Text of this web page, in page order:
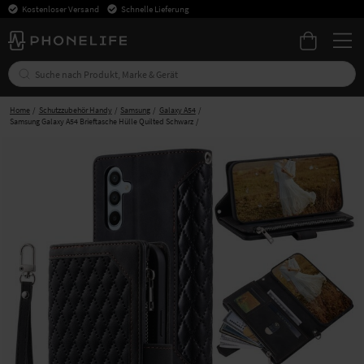
Kostenloser Versand Schnelle Lieferung
Home Schutzzubehör Handy Samsung
Galaxy A54
Samsung Galaxy A54 Brieftasche Hülle Quilted Schwarz